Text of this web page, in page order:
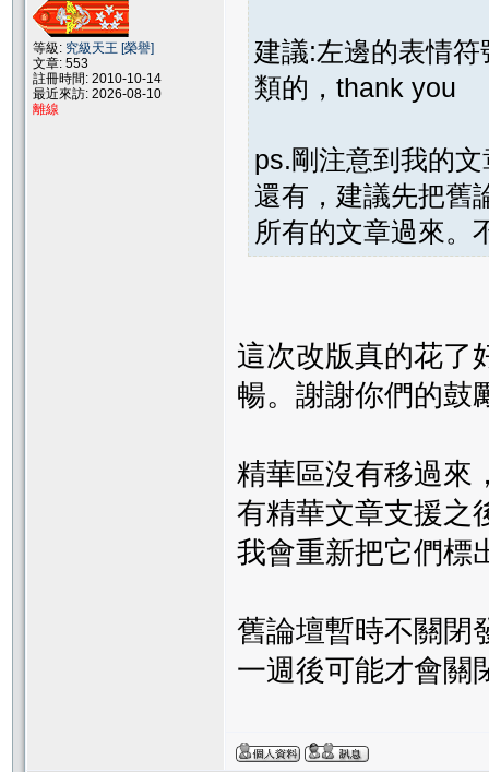
等級: 究級天王 [榮譽]
文章: 553
註冊時間: 2010-10-14
最近來訪: 2026-08-10
離線
建議:左邊的表情
類的，thank you
ps.剛注意到我的
還有，建議先把舊
所有的文章過來。
這次改版真的花了
暢。謝謝你們的鼓
精華區沒有移過來
有精華文章支援之
我會重新把它們標
舊論壇暫時不關閉
一週後可能才會關